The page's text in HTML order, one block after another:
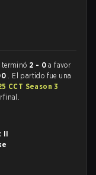
terminó 2 - 0 a favor
. El partido fue una
CCT Season 3
II